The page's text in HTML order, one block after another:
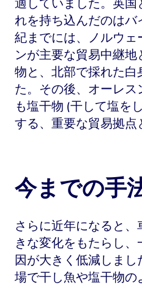
適していました。英国
れを持ち込んだのはバ
紀までには、ノルウ
ンが主要な貿易中継
物と、北部で採れた白
た。その後、オーレ
も塩干物 (干して塩を
する、重要な貿易拠点
今までの手
さらに近年になると
きな変化をもたらし
因が大きく低減しま
場で干し魚や塩干物